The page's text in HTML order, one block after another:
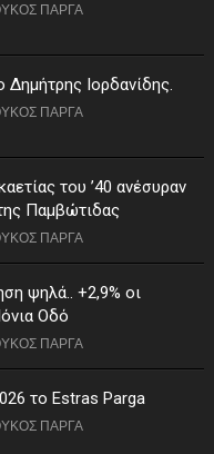
ΠΑΡΓΑ
Ιορδανίδης.
ΠΑΡΓΑ
του ’40 ανέσυραν
Παμβώτιδας
ΠΑΡΓΑ
ψηλά.. +2,9% οι
Οδό
ΠΑΡΓΑ
το Estras Parga
ΠΑΡΓΑ